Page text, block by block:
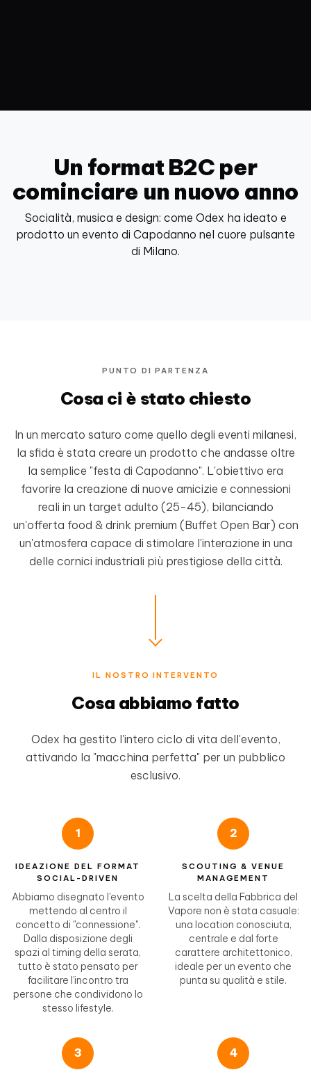
Un format B2C per
cominciare un nuovo anno
Socialità, musica e design: come Odex ha ideato e
prodotto un evento di Capodanno nel cuore pulsante
di Milano.
PUNTO DI PARTENZA
Cosa ci è stato chiesto
In un mercato saturo come quello degli eventi milanesi,
la sfida è stata creare un prodotto che andasse oltre
la semplice "festa di Capodanno". L'obiettivo era
favorire la creazione di nuove amicizie e connessioni
reali in un target adulto (25-45), bilanciando
un'offerta food & drink premium (Buffet Open Bar) con
un'atmosfera capace di stimolare l'interazione in una
delle cornici industriali più prestigiose della città.
IL NOSTRO INTERVENTO
Cosa abbiamo fatto
Odex ha gestito l'intero ciclo di vita dell'evento,
attivando la "macchina perfetta" per un pubblico
esclusivo.
1
IDEAZIONE DEL FORMAT
SOCIAL-DRIVEN
Abbiamo disegnato l'evento
mettendo al centro il
concetto di "connessione".
Dalla disposizione degli
spazi al timing della serata,
tutto è stato pensato per
facilitare l'incontro tra
persone che condividono lo
stesso lifestyle.
2
SCOUTING & VENUE
MANAGEMENT
La scelta della Fabbrica del
Vapore non è stata casuale:
una location conosciuta,
centrale e dal forte
carattere architettonico,
ideale per un evento che
punta su qualità e stile.
3 4